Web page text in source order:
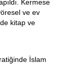
Kermese
ve ev
kitap ve
İslam